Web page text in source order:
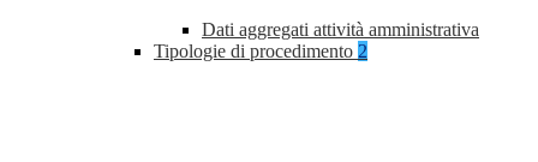
Dati aggregati attività amministrativa
Tipologie di procedimento 2